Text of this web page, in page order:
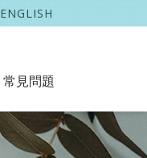
ENGLISH
常見問題